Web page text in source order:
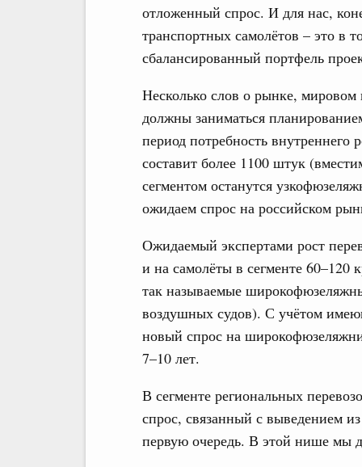
отложенный спрос. И для нас,
транспортных самолётов – это в
сбалансированный портфель
Несколько слов о рынке,
должны заниматься
период потребность внутреннего
составит более 1100 штук
сегментом останутся
ожидаем спрос на российском
Ожидаемый экспертами рост
и на самолёты в сегменте
так называемые
воздушных судов). С учётом
новый спрос на
7–10 лет.
В сегменте региональных
спрос, связанный с выведением
первую очередь. В этой нише мы